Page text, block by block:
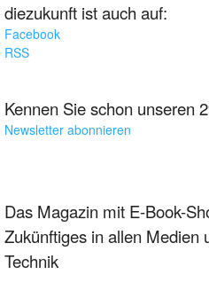
diezukunft ist auch auf:
Facebook
RSS
Kennen Sie schon unseren
Newsletter abonnieren
Das Magazin mit E-Book-
Zukünftiges in allen Medien
Technik